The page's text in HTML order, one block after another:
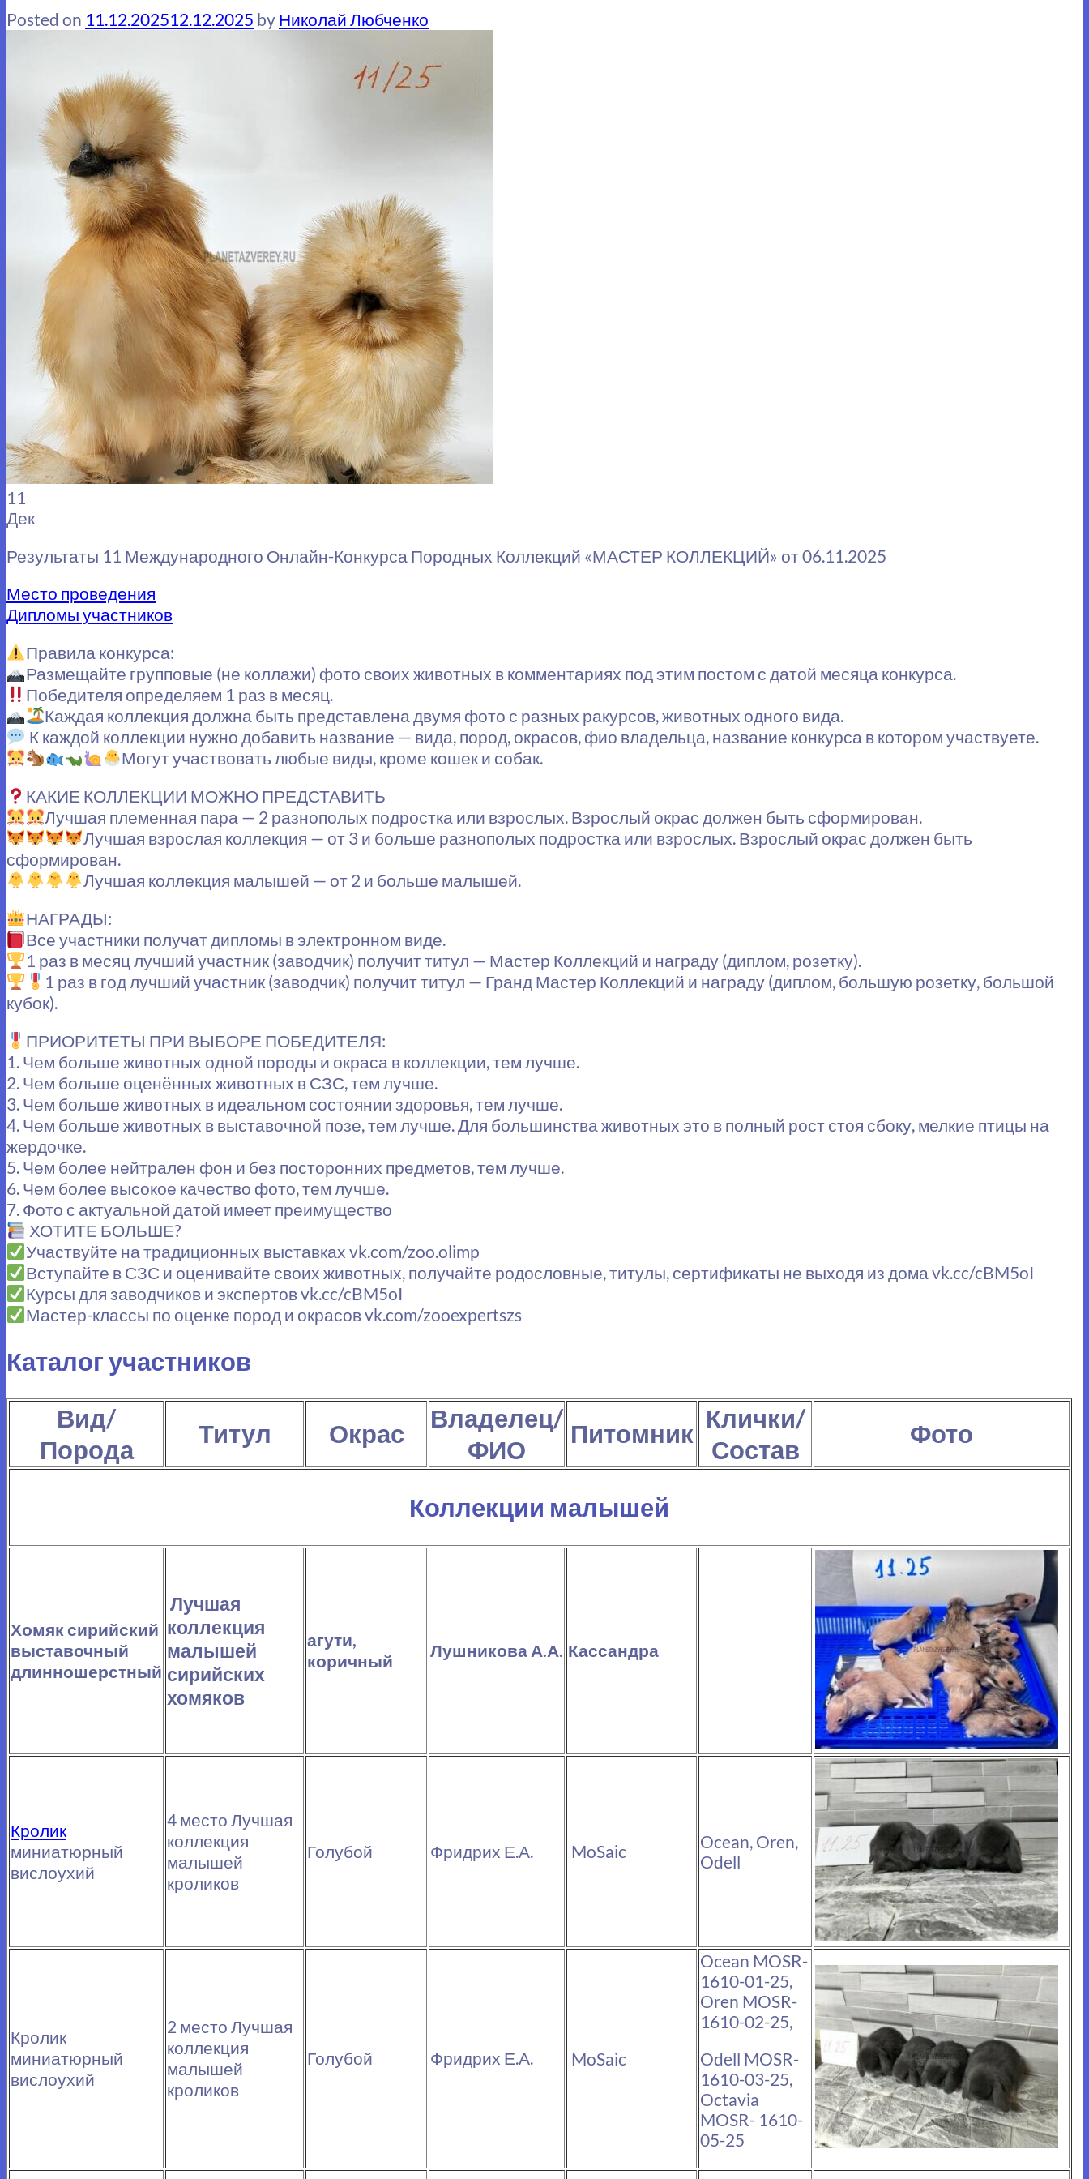
Posted on 11.12.202512.12.2025 by Николай Любченко
11
Дек
Результаты 11 Международного Онлайн-Конкурса Породных Коллекций «МАСТЕР КОЛЛЕКЦИЙ» от 06.11.2025
Место проведения
Дипломы участников
Правила конкурса:
Размещайте групповые (не коллажи) фото своих животных в комментариях под этим постом с датой месяца конкурса.
Победителя определяем 1 раз в месяц.
Каждая коллекция должна быть представлена двумя фото с разных ракурсов, животных одного вида.
К каждой коллекции нужно добавить название — вида, пород, окрасов, фио владельца, название конкурса в котором участвуете.
Могут участвовать любые виды, кроме кошек и собак.
КАКИЕ КОЛЛЕКЦИИ МОЖНО ПРЕДСТАВИТЬ
Лучшая племенная пара — 2 разнополых подростка или взрослых. Взрослый окрас должен быть сформирован.
Лучшая взрослая коллекция — от 3 и больше разнополых подростка или взрослых. Взрослый окрас должен быть
сформирован.
Лучшая коллекция малышей — от 2 и больше малышей.
НАГРАДЫ:
Все участники получат дипломы в электронном виде.
1 раз в месяц лучший участник (заводчик) получит титул — Мастер Коллекций и награду (диплом, розетку).
1 раз в год лучший участник (заводчик) получит титул — Гранд Мастер Коллекций и награду (диплом, большую розетку, большой
кубок).
ПРИОРИТЕТЫ ПРИ ВЫБОРЕ ПОБЕДИТЕЛЯ:
1. Чем больше животных одной породы и окраса в коллекции, тем лучше.
2. Чем больше оценённых животных в СЗС, тем лучше.
3. Чем больше животных в идеальном состоянии здоровья, тем лучше.
4. Чем больше животных в выставочной позе, тем лучше. Для большинства животных это в полный рост стоя сбоку, мелкие птицы на
жердочке.
5. Чем более нейтрален фон и без посторонних предметов, тем лучше.
6. Чем более высокое качество фото, тем лучше.
7. Фото с актуальной датой имеет преимущество
ХОТИТЕ БОЛЬШЕ?
Участвуйте на традиционных выставках vk.com/zoo.olimp
Вступайте в СЗС и оценивайте своих животных, получайте родословные, титулы, сертификаты не выходя из дома vk.cc/cBM5oI
Курсы для заводчиков и экспертов vk.cc/cBM5oI
Мастер-классы по оценке пород и окрасов vk.com/zooexpertszs
Каталог участников
Вид/
Порода
Титул Окрас
Владелец/
ФИО
Питомник Клички/
Состав
Фото
Коллекции малышей
Хомяк сирийский
выставочный
длинношерстный
Лучшая
коллекция
малышей
сирийских
хомяков
агути,
коричный
Лушникова А.А. Кассандра
Кролик
миниатюрный
вислоухий
4 место Лучшая
коллекция
малышей
кроликов
Голубой Фридрих Е.А. MoSaic
Ocean, Oren,
Odell
Кролик
миниатюрный
вислоухий
2 место Лучшая
коллекция
малышей
кроликов
Голубой Фридрих Е.А. MoSaic
Ocean MOSR-
1610-01-25,
Oren MOSR-
1610-02-25,
Odell MOSR-
1610-03-25,
Octavia
MOSR- 1610-
05-25